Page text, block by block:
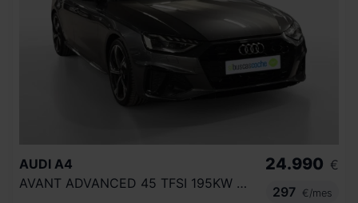
AUDI A4
AVANT ADVANCED 45 TFSI 195KW QUATT S TRO
24.990 €
297
€/mes